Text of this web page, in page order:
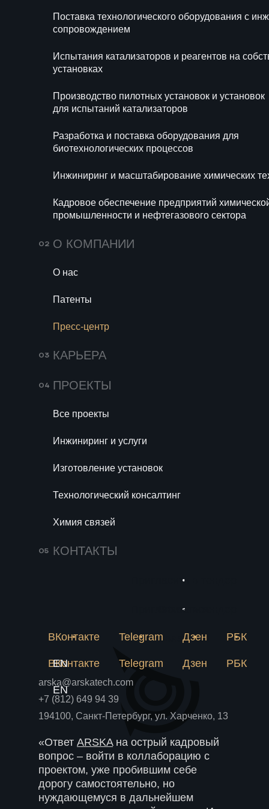
Поставка технологического оборудования с
сопровождением
Испытания катализаторов и реагентов на
установках
Производство пилотных установок и установок
для испытаний катализаторов
Разработка и поставка оборудования для
биотехнологических процессов
Инжиниринг и масштабирование химических
Кадровое обеспечение предприятий
промышленности и нефтегазового сектора
О КОМПАНИИ
О нас
Патенты
Пресс-центр
КАРЬЕРА
ПРОЕКТЫ
Все проекты
Инжиниринг и услуги
Изготовление установок
Технологический консалтинг
Химия связей
КОНТАКТЫ
Пригласить в тендер
Пригласить в тендер
Связаться
Связаться
ВКонтакте
ВКонтакте
Telegram
Telegram
Дзен
Дзен
РБК
РБК
EN
EN
arska@arskatech.com
+7 (812) 649 94 39
194100, Санкт-Петербург, ул. Харченко, 13
ХИМИИ» НА
2025»
Константин Королев, наш
модератора и докладчика сессии
среднетоннажной
одной из самых крупных
года.
Доклад Константина был посвящен
направление и призываем вас к
сотрудничеству в рамках разработки
стратегии развития химической
промышленности в части
инжиниринговых центов РФ и
химпрома Санкт-Петербурга и
Ленинградской области.
«Ответ ARSKAна острый кадровый
вопрос – войти в коллаборацию с
проектом, уже пробившим себе
дорогу самостоятельно, но
нуждающемуся в дальнейшем